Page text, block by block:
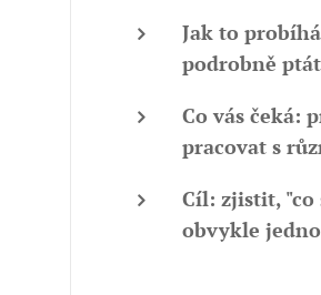
Jak to
podrobně
Co vás čeká:
pracovat s
Cíl: zjistit, "co
obvykle